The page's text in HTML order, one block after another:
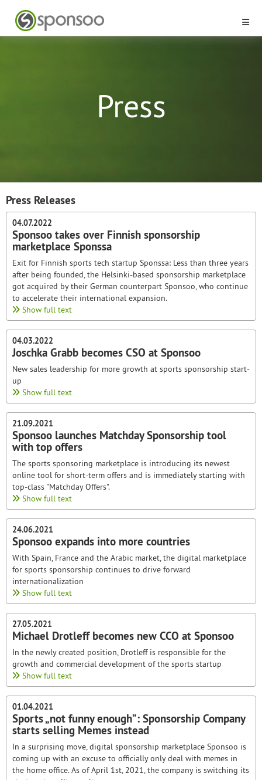
Press
Press Releases
04.07.2022
Sponsoo takes over Finnish sponsorship
marketplace Sponssa
Exit for Finnish sports tech startup Sponssa: Less than three years
after being founded, the Helsinki-based sponsorship marketplace
got acquired by their German counterpart Sponsoo, who continue
to accelerate their international expansion.
Show full text
04.03.2022
Joschka Grabb becomes CSO at Sponsoo
New sales leadership for more growth at sports sponsorship start-
up
Show full text
21.09.2021
Sponsoo launches Matchday Sponsorship tool
with top offers
The sports sponsoring marketplace is introducing its newest
online tool for short-term offers and is immediately starting with
top-class "Matchday Offers".
Show full text
24.06.2021
Sponsoo expands into more countries
With Spain, France and the Arabic market, the digital marketplace
for sports sponsorship continues to drive forward
internationalization
Show full text
27.05.2021
Michael Drotleff becomes new CCO at Sponsoo
In the newly created position, Drotleff is responsible for the
growth and commercial development of the sports startup
Show full text
01.04.2021
Sports „not funny enough”: Sponsorship Company
starts selling Memes instead
In a surprising move, digital sponsorship marketplace Sponsoo is
coming up with an excuse to officially only deal with memes in
the home office. As of April 1st, 2021, the company is switching its